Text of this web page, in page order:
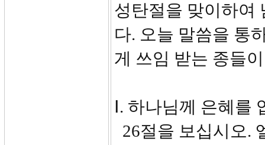
성탄절을 맞이하여
다. 오늘 말씀을 통
게 쓰임 받는 종들
Ⅰ. 하나님께 은혜를
26절을 보십시오.